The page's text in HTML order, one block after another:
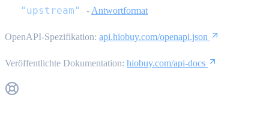
"upstream" - Antwortformat
OpenAPI-Spezifikation: api.hiobuy.com/openapi.json
Veröffentlichte Dokumentation: hiobuy.com/api-docs